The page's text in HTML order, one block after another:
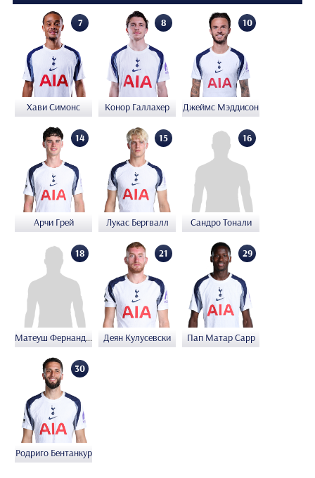
7
Хави Симонс
8
Конор Галлахер
10
Джеймс Мэддисон
14
Арчи Грей
15
Лукас Бергвалл
16
Сандро Тонали
18
Матеуш Фернандеш
21
Деян Кулусевски
29
Пап Матар Сарр
30
Родриго Бентанкур